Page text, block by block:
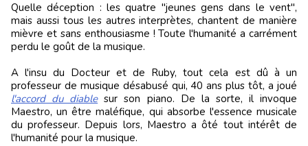
Quelle déception : les quatre "jeunes gens dans le vent",
mais aussi tous les autres interprètes, chantent de manière
mièvre et sans enthousiasme ! Toute l'humanité a carrément
perdu le goût de la musique.
A l'insu du Docteur et de Ruby, tout cela est dû à un
professeur de musique désabusé qui, 40 ans plus tôt, a joué
l'accord du diablesur son piano. De la sorte, il invoque
Maestro, un être maléfique, qui absorbe l'essence musicale
du professeur. Depuis lors, Maestro a ôté tout intérêt de
l'humanité pour la musique.